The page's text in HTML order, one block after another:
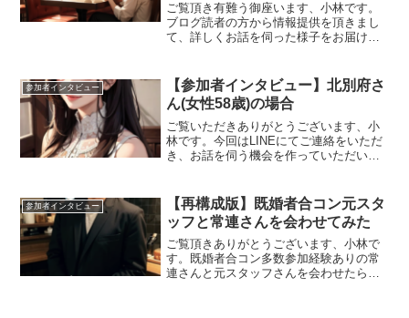
ご覧頂き有難う御座います、小林です。
ブログ読者の方から情報提供を頂きまし
て、詳しくお話を伺った様子をお届けし
質なにおいがするのと常習的な感じが見
受けられるので、啓蒙の...
参加者インタビュー
【参加者インタビュー】北別府さ
ん(女性58歳)の場合
ご覧いただきありがとうございます、小
林です。今回はLINEにてご連絡をいただ
き、お話を伺う機会を作っていただいた
メインに参加していてたまにクラッセも
併用されていた方で、...
参加者インタビュー
【再構成版】既婚者合コン元スタ
ッフと常連さんを会わせてみた
ご覧頂きありがとうございます、小林で
す。既婚者合コン多数参加経験ありの常
連さんと元スタッフさんを会わせたらど